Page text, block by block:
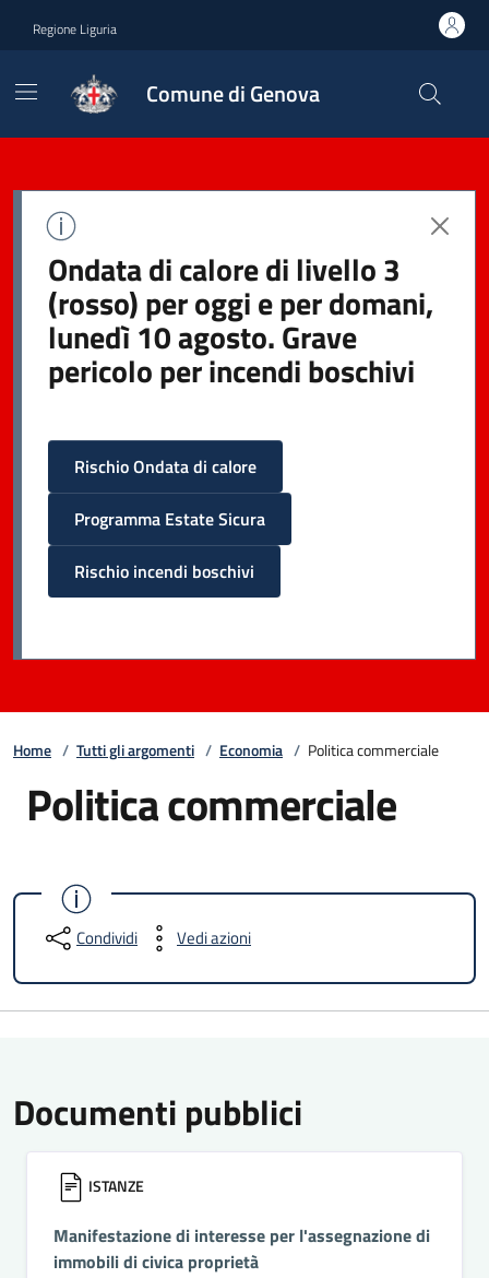
Regione Liguria
Comune di Genova
Ondata di calore di livello 3
(rosso) per oggi e per domani,
lunedì 10 agosto. Grave
pericolo per incendi boschivi
Rischio Ondata di calore
Programma Estate Sicura
Rischio incendi boschivi
Home / Tutti gli argomenti / Economia / Politica commerciale
Politica commerciale
Condividi Vedi azioni
Documenti pubblici
ISTANZE
Manifestazione di interesse per l'assegnazione di
immobili di civica proprietà